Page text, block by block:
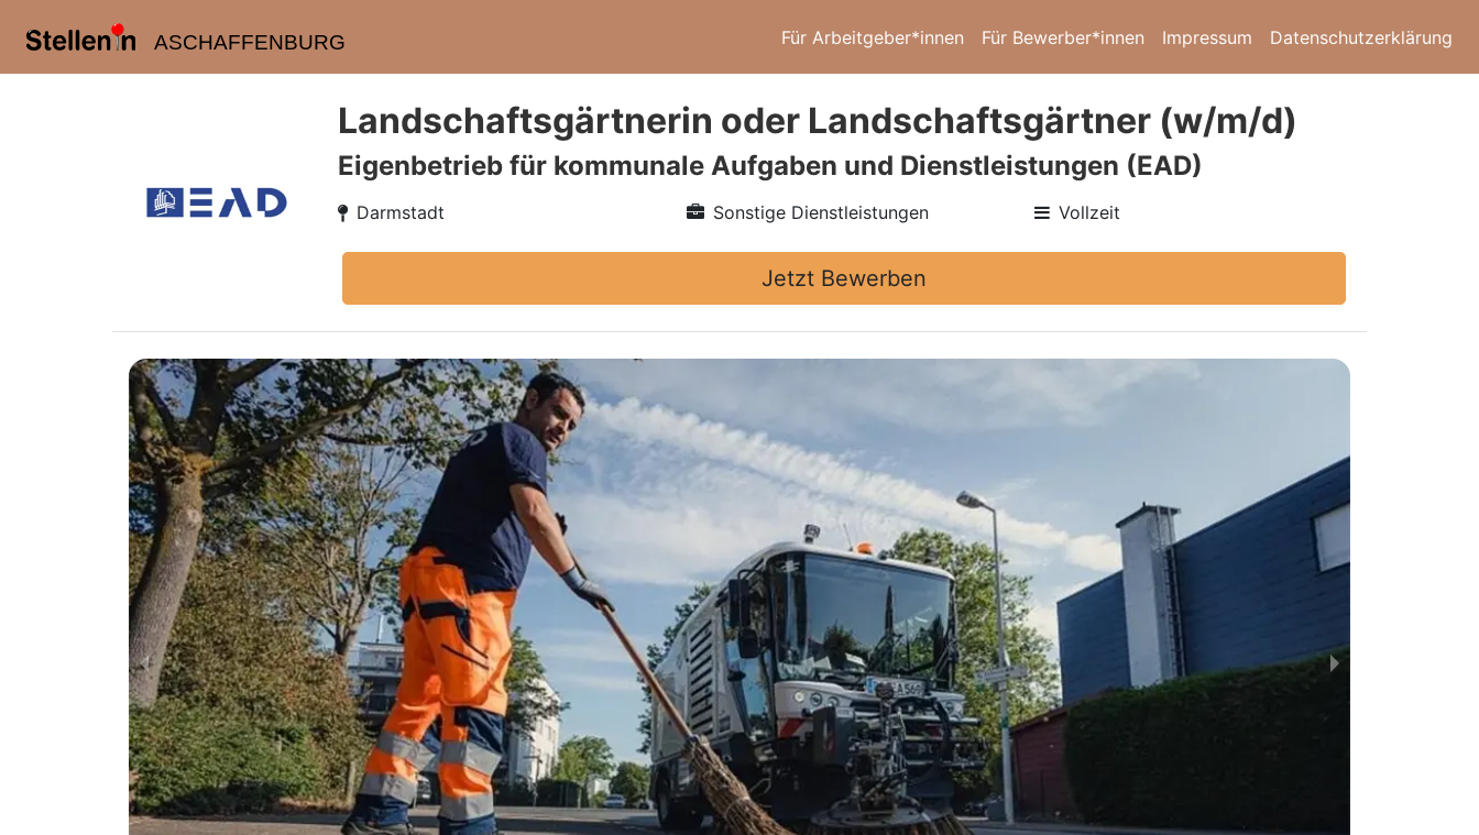
ASCHAFFENBURG Für Arbeitgeber*innen Für Bewerber*innen Impressum Datenschutzerklärung
Landschaftsgärtnerin oder Landschaftsgärtner (w/m/d)
Eigenbetrieb für kommunale Aufgaben und Dienstleistungen (EAD)
Darmstadt Sonstige Dienstleistungen Vollzeit
Jetzt Bewerben